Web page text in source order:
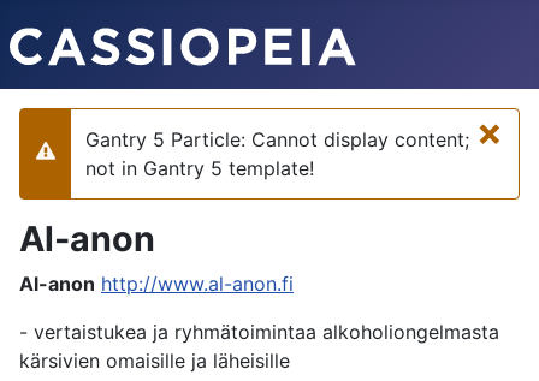
×
Varoitus
Gantry 5 Particle: Cannot display content;
not in Gantry 5 template!
Al-anon
Al-anon http://www.al-anon.fi
- vertaistukea ja ryhmätoimintaa alkoholiongelmasta
kärsivien omaisille ja läheisille